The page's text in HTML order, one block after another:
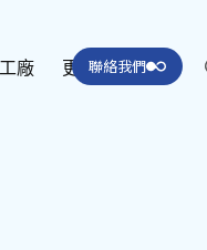
廠 更多聯絡我們